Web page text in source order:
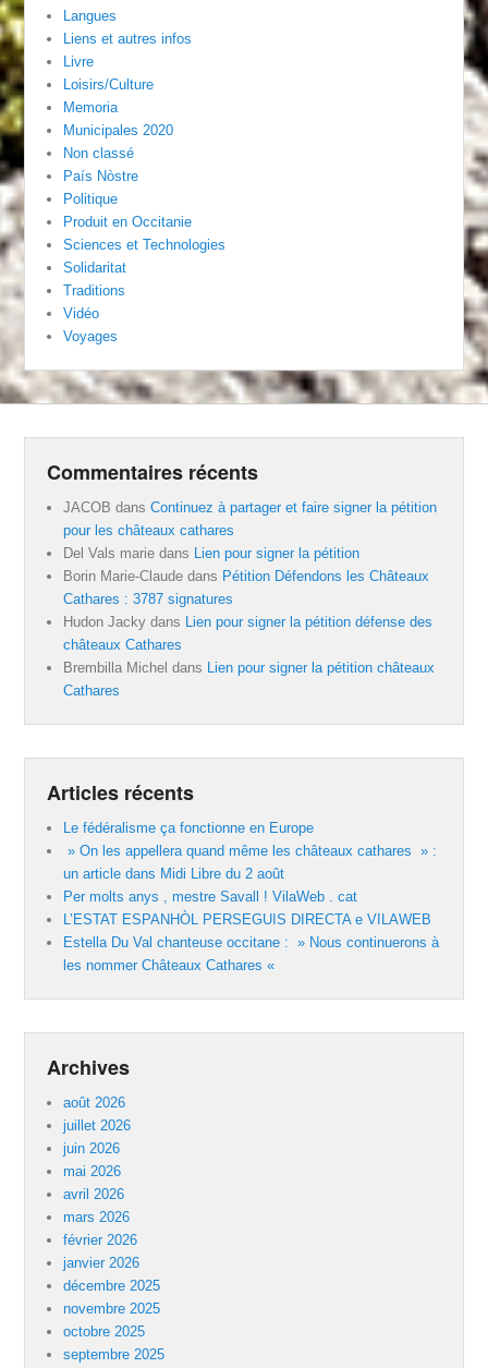
Langues
Liens et autres infos
Livre
Loisirs/Culture
Memoria
Municipales 2020
Non classé
País Nòstre
Politique
Produit en Occitanie
Sciences et Technologies
Solidaritat
Traditions
Vidéo
Voyages
Commentaires récents
JACOB dansContinuez à partager et faire signer la pétition
pour les châteaux cathares
Del Vals marie dans Lien pour signer la pétition
Borin Marie-Claude dans Pétition Défendons les Châteaux
Cathares : 3787 signatures
Hudon Jacky dans Lien pour signer la pétition défense des
châteaux Cathares
Brembilla Michel dans Lien pour signer la pétition châteaux
Cathares
Articles récents
Le fédéralisme ça fonctionne en Europe
» On les appellera quand même les châteaux cathares » :
un article dans Midi Libre du 2 août
Per molts anys , mestre Savall ! VilaWeb . cat
L’ESTAT ESPANHÒL PERSEGUIS DIRECTA e VILAWEB
Estella Du Val chanteuse occitane : » Nous continuerons à
les nommer Châteaux Cathares «
Archives
août 2026
juillet 2026
juin 2026
mai 2026
avril 2026
mars 2026
février 2026
janvier 2026
décembre 2025
novembre 2025
octobre 2025
septembre 2025